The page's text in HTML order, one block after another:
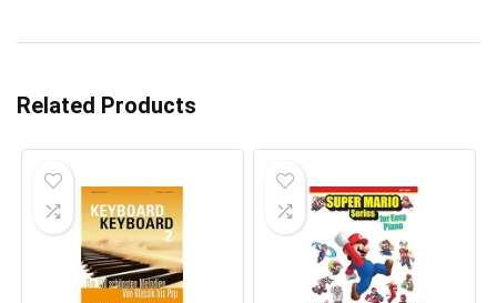
Related Products